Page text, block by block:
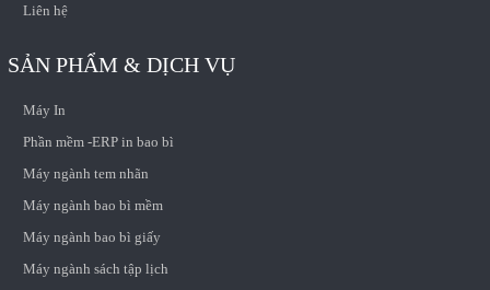
Liên hệ
SẢN PHẨM & DỊCH VỤ
Máy In
Phần mềm -ERP in bao bì
Máy ngành tem nhãn
Máy ngành bao bì mềm
Máy ngành bao bì giấy
Máy ngành sách tập lịch